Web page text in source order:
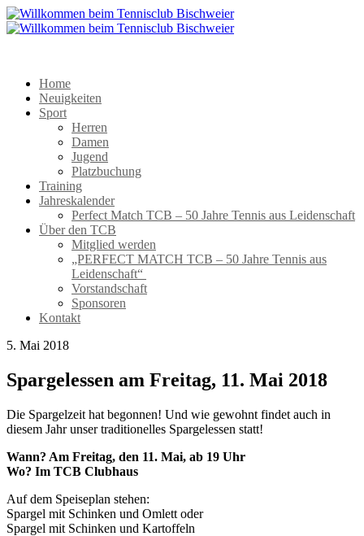
Home
Neuigkeiten
Sport
Herren
Damen
Jugend
Platzbuchung
Training
Jahreskalender
Perfect Match TCB – 50 Jahre Tennis aus Leidenschaft
Über den TCB
Mitglied werden
„PERFECT MATCH TCB – 50 Jahre Tennis aus
Leidenschaft“
Vorstandschaft
Sponsoren
Kontakt
5. Mai 2018
Spargelessen am Freitag, 11. Mai 2018
Die Spargelzeit hat begonnen! Und wie gewohnt findet auch in
diesem Jahr unser traditionelles Spargelessen statt!
Wann? Am Freitag, den 11. Mai, ab 19 Uhr
Wo? Im TCB Clubhaus
Auf dem Speiseplan stehen:
Spargel mit Schinken und Omlett oder
Spargel mit Schinken und Kartoffeln